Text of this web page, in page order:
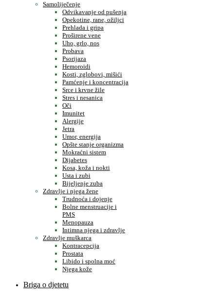
Samoliječenje
Odvikavanje od pušenja
Opekotine, rane, ožiljci
Prehlada i gripa
Proširene vene
Uho, grlo, nos
Probava
Psorijaza
Hemoroidi
Kosti, zglobovi, mišići
Pamćenje i koncentracija
Srce i krvne žile
Stres i nesanica
Oči
Imunitet
Alergije
Jetra
Umor, energija
Opšte stanje organizma
Mokraćni sistem
Dijabetes
Kosa, koža i nokti
Usta i zubi
Bijeljenje zuba
Zdravlje i njega žene
Trudnoća i dojenje
Bolne menstruacije i
PMS
Menopauza
Intimna njega i zdravlje
Zdravlje muškarca
Kontracepcija
Prostata
Libido i spolna moć
Njega kože
Briga o djetetu